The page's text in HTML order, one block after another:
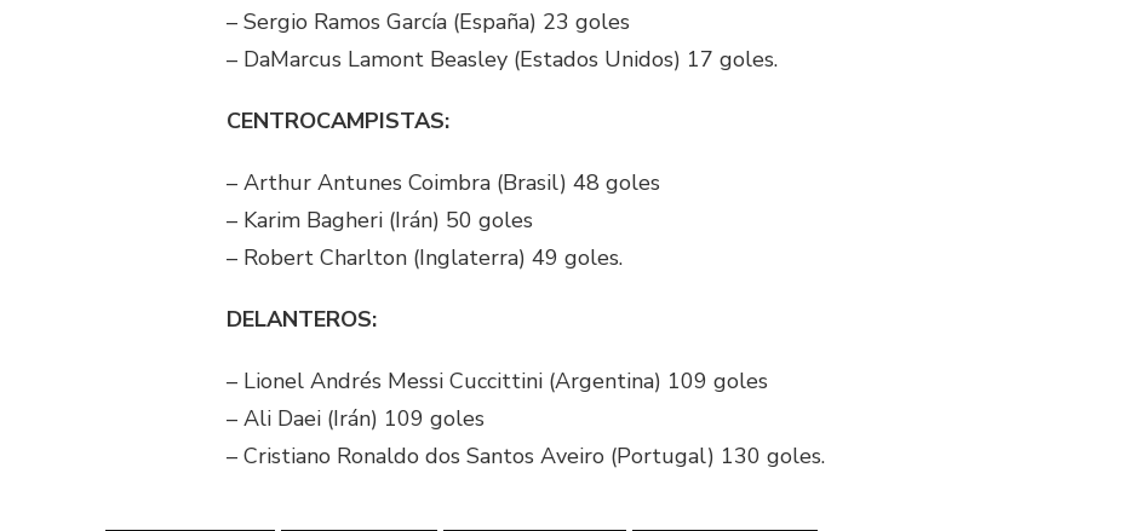
– Sergio Ramos García (España) 23 goles
– DaMarcus Lamont Beasley (Estados Unidos) 17 goles.
CENTROCAMPISTAS:
– Arthur Antunes Coimbra (Brasil) 48 goles
– Karim Bagheri (Irán) 50 goles
– Robert Charlton (Inglaterra) 49 goles.
DELANTEROS:
– Lionel Andrés Messi Cuccittini (Argentina) 109 goles
– Ali Daei (Irán) 109 goles
– Cristiano Ronaldo dos Santos Aveiro (Portugal) 130 goles.